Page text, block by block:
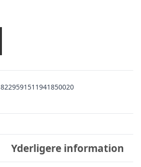
8229591511941850020
Yderligere information